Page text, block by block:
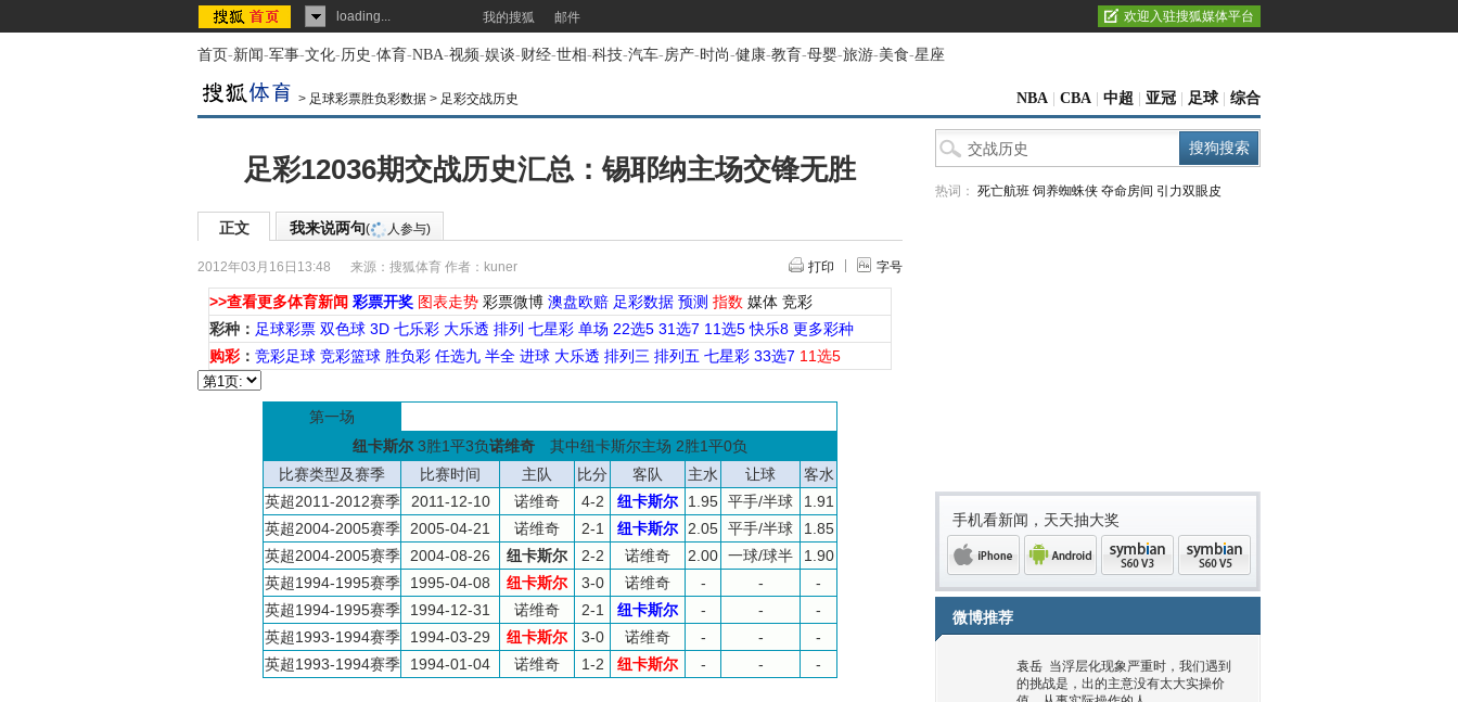
loading... 我的搜狐 邮件 欢迎入驻搜狐媒体平台
首页-新闻-军事-文化-历史-体育-NBA-视频-娱谈-财经-世相-科技-汽车-房产-时尚-健康-教育-母婴-旅游-美食-星座
> 足球彩票胜负彩数据 > 足彩交战历史 NBA CBA 中超 亚冠 足球 综合
足彩12036期交战历史汇总：锡耶纳主场交锋无胜
正文 我来说两句( 人参与)
2012年03月16日13:48 来源： 搜狐体育 作者：kuner 打印 字号
>>查看更多体育新闻 彩票开奖 图表走势 彩票微博 澳盘欧赔 足彩数据 预测 指数 媒体 竞彩
彩种： 足球彩票 双色球 3D 七乐彩 大乐透 排列 七星彩 单场 22选5 31选7 11选5 快乐8 更多彩种
购彩 ： 竞彩足球 竞彩篮球 胜负彩 任选九 半全 进球 大乐透 排列三 排列五 七星彩 33选7 11选5
第一场
纽卡斯尔 3胜1平3负诺维奇 其中纽卡斯尔主场 2胜1平0负
比赛类型及赛季
比赛时间 主队 比分 客队 主水 让球
客水
英超2011-2012赛季
2011-12-10 诺维奇 4-2 纽卡斯尔 1.95 平手/半球
1.91
英超2004-2005赛季
2005-04-21 诺维奇 2-1 纽卡斯尔 2.05 平手/半球
1.85
英超2004-2005赛季
2004-08-26 纽卡斯尔 2-2 诺维奇 2.00 一球/球半
1.90
英超1994-1995赛季
1995-04-08 纽卡斯尔 3-0 诺维奇 - -
-
英超1994-1995赛季
1994-12-31 诺维奇 2-1 纽卡斯尔 - -
-
英超1993-1994赛季
1994-03-29 纽卡斯尔 3-0 诺维奇 - -
-
英超1993-1994赛季
1994-01-04 诺维奇 1-2 纽卡斯尔 - - -
热词： 死亡航班 饲养蜘蛛侠 夺命房间 引力双眼皮
手机看新闻，天天抽大奖
微博推荐
袁岳 当浮层化现象严重时，我们遇到
的挑战是，出的主意没有太大实操价